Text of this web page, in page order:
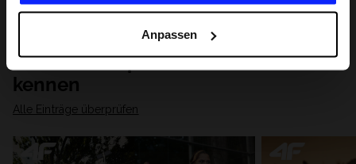
Anpassen
Lernen Sie Sport von Grund auf
kennen
Alle Einträge überprüfen